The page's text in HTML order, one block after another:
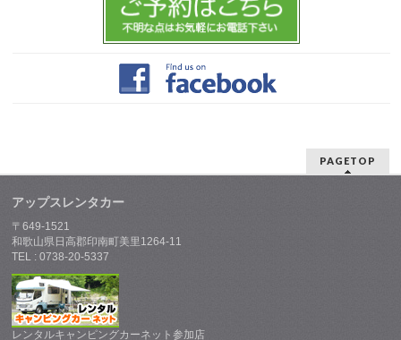
PAGETOP
アップスレンタカー
〒649-1521
和歌山県日高郡印南町美里1264-11
TEL : 0738-20-5337
レンタルキャンピングカーネット参加店